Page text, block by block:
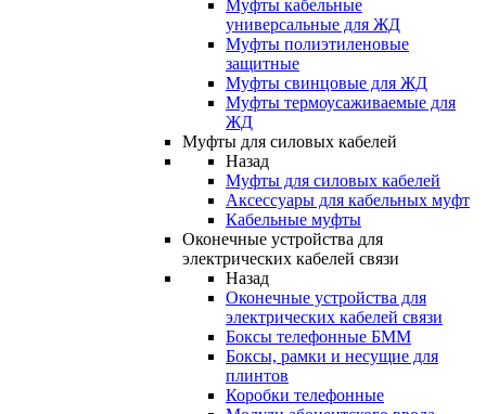
Муфты кабельные
универсальные для ЖД
Муфты полиэтиленовые
защитные
Муфты свинцовые для ЖД
Муфты термоусаживаемые для
ЖД
Муфты для силовых кабелей
Назад
Муфты для силовых кабелей
Аксессуары для кабельных муфт
Кабельные муфты
Оконечные устройства для
электрических кабелей связи
Назад
Оконечные устройства для
электрических кабелей связи
Боксы телефонные БММ
Боксы, рамки и несущие для
плинтов
Коробки телефонные